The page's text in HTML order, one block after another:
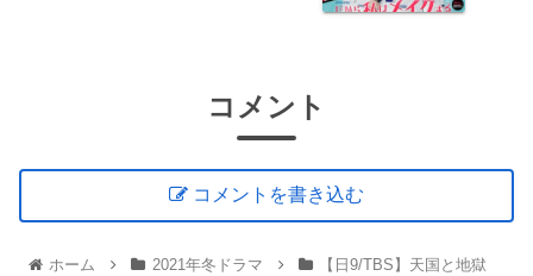
コメント
コメントを書き込む
ホーム 2021年冬ドラマ 【日9/TBS】天国と地獄